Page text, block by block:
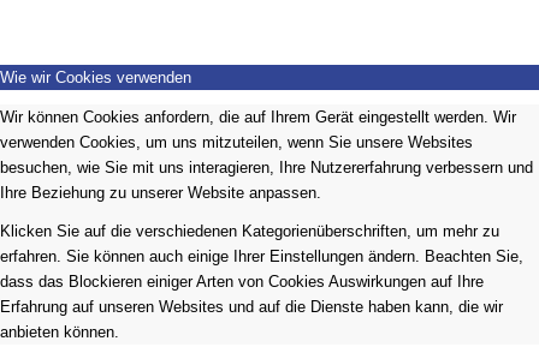
Wie wir Cookies verwenden
Wir können Cookies anfordern, die auf Ihrem Gerät eingestellt werden. Wir
verwenden Cookies, um uns mitzuteilen, wenn Sie unsere Websites
besuchen, wie Sie mit uns interagieren, Ihre Nutzererfahrung verbessern und
Ihre Beziehung zu unserer Website anpassen.
Klicken Sie auf die verschiedenen Kategorienüberschriften, um mehr zu
erfahren. Sie können auch einige Ihrer Einstellungen ändern. Beachten Sie,
dass das Blockieren einiger Arten von Cookies Auswirkungen auf Ihre
Erfahrung auf unseren Websites und auf die Dienste haben kann, die wir
anbieten können.